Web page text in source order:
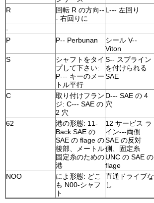
R
回転 R の方向--
- 右回りに
L--- 左回り
-
P
P-- Perbunan
シール V--
Viton
S
シャフトをタイ
プして下さい:
P--- キーのメー
トル平行
S-- スプライン
を付けられる
SAE
C
取り付けフラン
ジ: C--- SAE の
2 穴
D--- SAE の 4
穴
62
港の形態: 11-
Back SAE の
SAE の flage の
後部、メートル
固定糸のための
港
12 サービス ラ
イン---両側
SAE の反対
側、固定糸
UNC の SAE の
flage
NOO
によ形態: どこ
も N00-シャフ
ト
直通ドライブな
し